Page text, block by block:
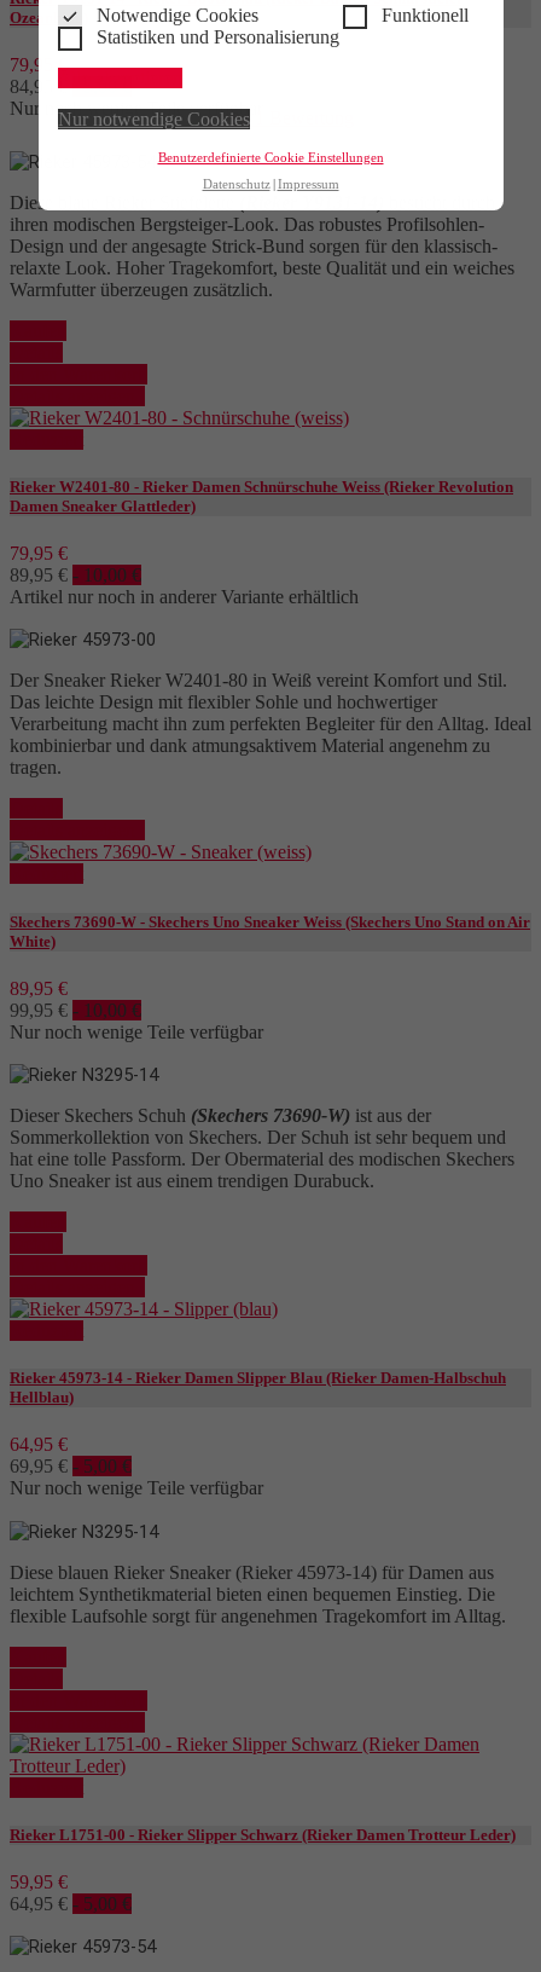
Notwendige Cookies
Funktionell
Statistiken und Personalisierung
Nur notwendige Cookies
Benutzerdefinierte Cookie Einstellungen
Datenschutz Impressum
Ozeanblau)
79,95 €
84,95 € - 5,00 €
Nur noch wenige Teile verfügbar
Diese blaue Rieker Stiefelette
ihren modischen Bergsteiger-Look. Das robustes Profilsohlen-
Design und der angesagte Strick-Bund sorgen für den klassisch-
relaxte Look. Hoher Tragekomfort, beste Qualität und ein weiches
Warmfutter überzeugen zusätzlich.
Rieker W2401-80 - Rieker Damen Schnürschuhe Weiss (Rieker Revolution
Damen Sneaker Glattleder)
79,95 €
89,95 € - 10,00 €
Artikel nur noch in anderer Variante erhältlich
Der Sneaker Rieker W2401-80 in Weiß vereint Komfort und Stil.
Das leichte Design mit flexibler Sohle und hochwertiger
Verarbeitung macht ihn zum perfekten Begleiter für den Alltag. Ideal
kombinierbar und dank atmungsaktivem Material angenehm zu
tragen.
Skechers 73690-W - Skechers Uno Sneaker Weiss (Skechers Uno Stand on Air
White)
89,95 €
99,95 € - 10,00 €
Nur noch wenige Teile verfügbar
Dieser Skechers Schuh (Skechers 73690-W) ist aus der
Sommerkollektion von Skechers. Der Schuh ist sehr bequem und
hat eine tolle Passform. Der Obermaterial des modischen Skechers
Uno Sneaker ist aus einem trendigen Durabuck.
Rieker 45973-14 - Rieker Damen Slipper Blau (Rieker Damen-Halbschuh
Hellblau)
64,95 €
69,95 € - 5,00 €
Nur noch wenige Teile verfügbar
Diese blauen Rieker Sneaker (Rieker 45973-14) für Damen aus
leichtem Synthetikmaterial bieten einen bequemen Einstieg. Die
flexible Laufsohle sorgt für angenehmen Tragekomfort im Alltag.
Rieker L1751-00 - Rieker Slipper Schwarz (Rieker Damen Trotteur Leder)
59,95 €
64,95 € - 5,00 €